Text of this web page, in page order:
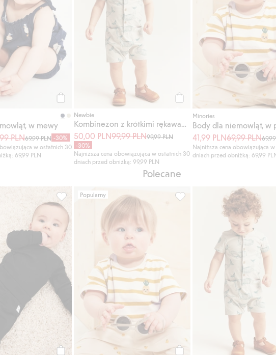
w mewy
PLN69,99 PLN -30%
w ostatnich 30
69,99 PLN
Newbie
Kombinezon z krótkimi rękawami, w wieloryby
50,00 PLN99,99 PLN99,99 PLN
-30%
Najniższa cena obowiązująca w ostatnich 30
dniach przed obniżką: 99,99 PLN
Minories
41,99 PLN69,99 PLN
Najniższa cena obowiązująca
dniach przed obniżką: 69,99
Polecane
2-pak, Dodaj do listy ulubione
Spodnie dresowe z puszystą stroną wewnętrzną, Dodaj do listy
Popularny
Body dla niemowląt, w